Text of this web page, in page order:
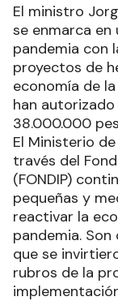
El ministro
se enmarca
pandemia con
proyectos de
economía de
han
38.000.000
El Ministerio
través del
(FONDIP)
pequeñas y
reactivar la
pandemia.
que se
rubros de la